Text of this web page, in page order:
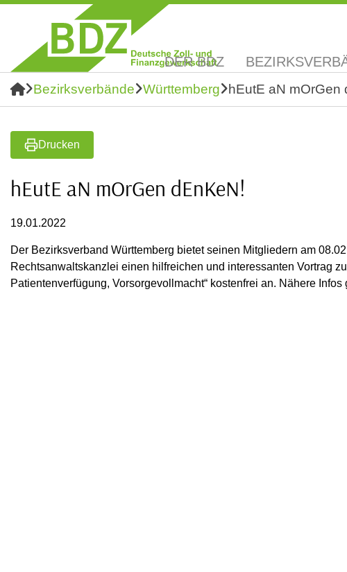
DER BDZ
Bezirksverbände Württemberg hEutE aN mOrGen
Drucken
hEutE aN mOrGen dEnKeN!
19.01.2022
Der Bezirksverband Württemberg bietet seinen Mitgliedern am
Rechtsanwaltskanzlei einen hilfreichen und interessanten Vortrag
Patientenverfügung, Vorsorgevollmacht“ kostenfrei an. Nähere